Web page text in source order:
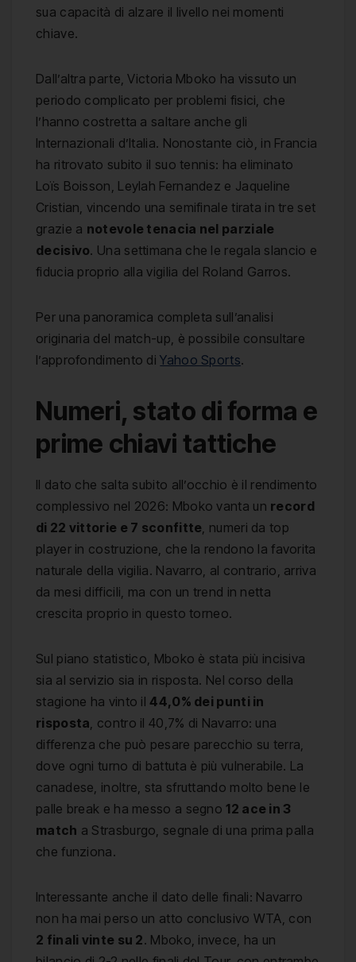
sua capacità di alzare il livello nei momenti
chiave.
Dall’altra parte, Victoria Mboko ha vissuto un
periodo complicato per problemi fisici, che
l’hanno costretta a saltare anche gli
Internazionali d’Italia. Nonostante ciò, in Francia
ha ritrovato subito il suo tennis: ha eliminato
Loïs Boisson, Leylah Fernandez e Jaqueline
Cristian, vincendo una semifinale tirata in tre set
grazie a notevole tenacia nel parziale
decisivo. Una settimana che le regala slancio e
fiducia proprio alla vigilia del Roland Garros.
Per una panoramica completa sull’analisi
originaria del match-up, è possibile consultare
l’approfondimento diYahoo Sports.
Numeri, stato di forma e
prime chiavi tattiche
Il dato che salta subito all’occhio è il rendimento
complessivo nel 2026: Mboko vanta un record
di 22 vittorie e 7 sconfitte, numeri da top
player in costruzione, che la rendono la favorita
naturale della vigilia. Navarro, al contrario, arriva
da mesi difficili, ma con un trend in netta
crescita proprio in questo torneo.
Sul piano statistico, Mboko è stata più incisiva
sia al servizio sia in risposta. Nel corso della
stagione ha vinto il 44,0% dei punti in
risposta, contro il 40,7% di Navarro: una
differenza che può pesare parecchio su terra,
dove ogni turno di battuta è più vulnerabile. La
canadese, inoltre, sta sfruttando molto bene le
palle break e ha messo a segno 12 ace in 3
match a Strasburgo, segnale di una prima palla
che funziona.
Interessante anche il dato delle finali: Navarro
non ha mai perso un atto conclusivo WTA, con
2 finali vinte su 2. Mboko, invece, ha un